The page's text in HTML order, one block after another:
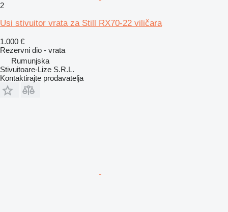
2
Usi stivuitor vrata za Still RX70-22 viličara
1.000 €
Rezervni dio - vrata
Rumunjska
Stivuitoare-Lize S.R.L.
Kontaktirajte prodavatelja